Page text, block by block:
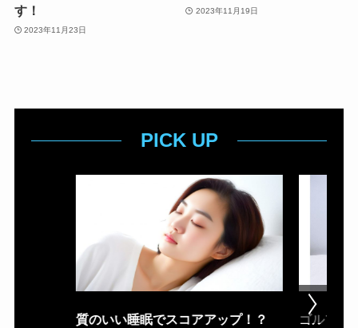
す！
2023年11月23日
2023年11月19日
PICK UP
質のいい睡眠でスコアアップ！？
ゴルフ場